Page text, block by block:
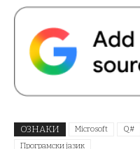
ОЗНАКИ Microsoft Q#
Програмски јазик